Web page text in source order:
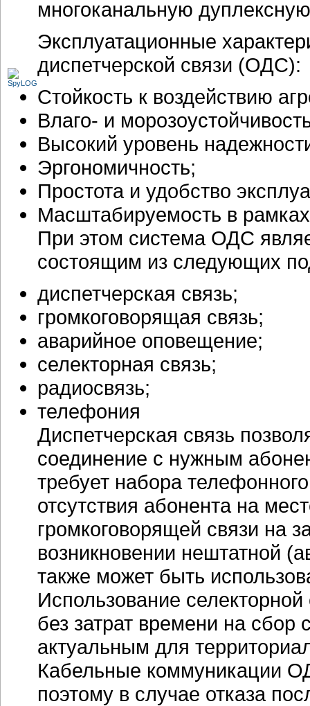
многоканальную
Эксплуатационные
диспетчерской связи (ОДС):
Стойкость к воздействию
Влаго- и
Высокий уровень
Эргономичность;
Простота и удобство
Масштабируемость в
При этом система ОДС
состоящим из следующих
диспетчерская связь;
громкоговорящая связь;
аварийное оповещение;
селекторная связь;
радиосвязь;
телефония
Диспетчерская связь
соединение с нужным
требует набора
отсутствия абонента на
громкоговорящей связи на
возникновении нештатной
также может быть
Использование
без затрат времени на сбор
актуальным для
Кабельные коммуникации
поэтому в случае отказа